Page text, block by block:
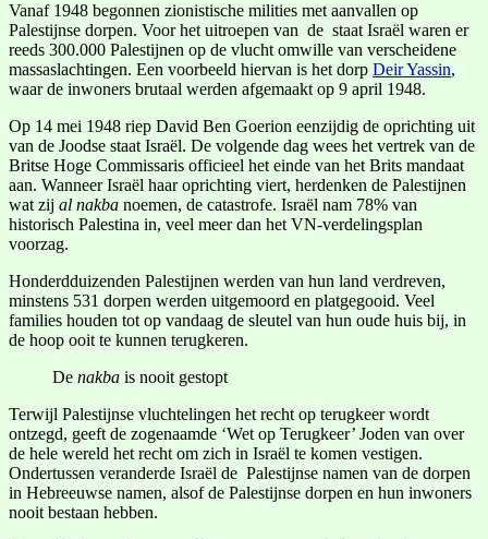
Vanaf 1948 begonnen zionistische milities met aanvallen op
Palestijnse dorpen. Voor het uitroepen van de staat Israël waren er
reeds 300.000 Palestijnen op de vlucht omwille van verscheidene
massaslachtingen. Een voorbeeld hiervan is het dorp Deir Yassin,
waar de inwoners brutaal werden afgemaakt op 9 april 1948.
Op 14 mei 1948 riep David Ben Goerion eenzijdig de oprichting uit
van de Joodse staat Israël. De volgende dag wees het vertrek van de
Britse Hoge Commissaris officieel het einde van het Brits mandaat
aan. Wanneer Israël haar oprichting viert, herdenken de Palestijnen
wat zij al nakba noemen, de catastrofe. Israël nam 78% van
historisch Palestina in, veel meer dan het VN-verdelingsplan
voorzag.
Honderdduizenden Palestijnen werden van hun land verdreven,
minstens 531 dorpen werden uitgemoord en platgegooid. Veel
families houden tot op vandaag de sleutel van hun oude huis bij, in
de hoop ooit te kunnen terugkeren.
De nakba is nooit gestopt
Terwijl Palestijnse vluchtelingen het recht op terugkeer wordt
ontzegd, geeft de zogenaamde ‘Wet op Terugkeer’ Joden van over
de hele wereld het recht om zich in Israël te komen vestigen.
Ondertussen veranderde Israël de Palestijnse namen van de dorpen
in Hebreeuwse namen, alsof de Palestijnse dorpen en hun inwoners
nooit bestaan hebben.